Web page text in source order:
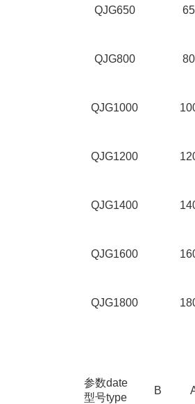
QJG650
QJG800
QJG1000
QJG1200
QJG1400
QJG1600
QJG1800
参数date
型号type
B